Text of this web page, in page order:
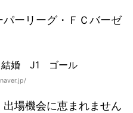
ーリーグ・ＦＣバーゼ
場機会に恵まれません